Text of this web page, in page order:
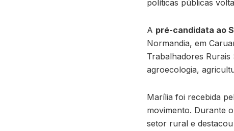
políticas públicas
A pré-candidata ao
Normandia, em
Trabalhadores
agroecologia,
Marília foi recebida
movimento. Durante
setor rural e